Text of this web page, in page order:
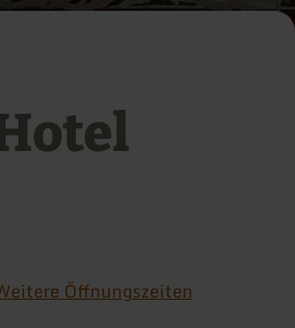
Öffnungszeiten